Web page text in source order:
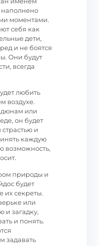
наполнено
моментами.
себя как
дети,
и не боятся
Они будут
всегда
любить
воздухе.
или
он будет
и
каждую
возможность,
природы и
будет
их секреты.
или
и загадку,
и понять.
задавать